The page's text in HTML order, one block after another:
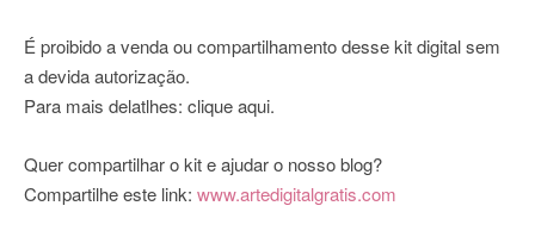
É proibido a venda ou compartilhamento desse kit digital sem
a devida autorização.
Para mais delatlhes: clique aqui.
Quer compartilhar o kit e ajudar o nosso blog?
Compartilhe este link: www.artedigitalgratis.com